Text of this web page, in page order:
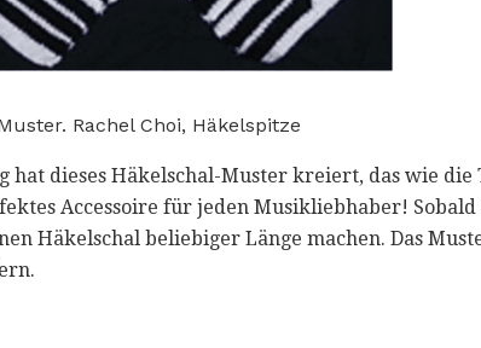
Rachel Choi, Häkelspitze
hat dieses Häkelschal-Muster kreiert, das wie die
Accessoire für jeden Musikliebhaber! Sobald
Häkelschal beliebiger Länge machen. Das